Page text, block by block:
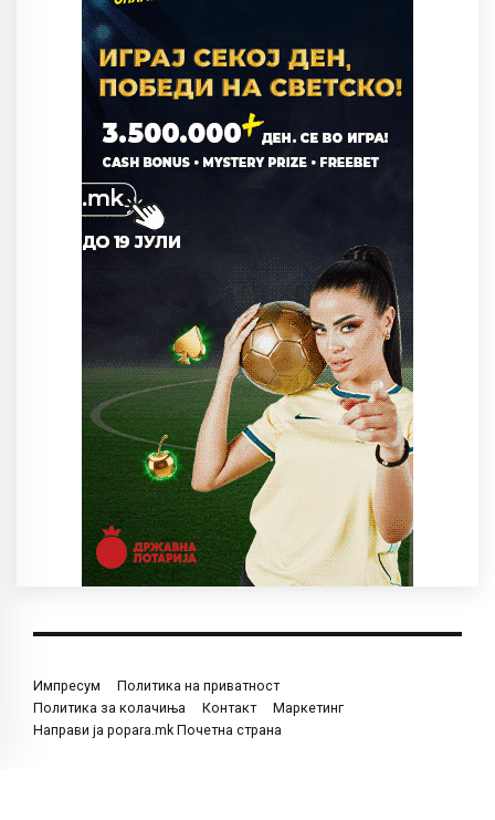
Импресум
Политика на приватност
Политика за колачиња
Контакт
Маркетинг
Направи ја popara.mk Почетна страна